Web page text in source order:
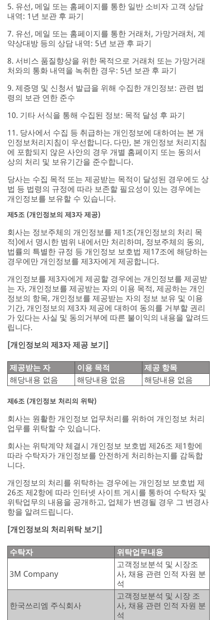
5. 유선, 메일 또는 홈페이지를 통한 일반 소비자 고객 상담
내역: 1년 보관 후 파기
7. 유선, 메일 또는 홈페이지를 통한 거래처, 가망거래처, 계
약상대방 등의 상담 내역: 5년 보관 후 파기
8. 서비스 품질향상을 위한 목적으로 거래처 또는 가망거래
처와의 통화 내역을 녹취한 경우: 5년 보관 후 파기
9. 제증명 및 신청서 발급을 위해 수집한 개인정보: 관련 법
령의 보관 연한 준수
10. 기타 서식을 통해 수집된 정보: 목적 달성 후 파기
11. 당사에서 수집 등 취급하는 개인정보에 대하여는 본 개
인정보처리지침이 우선합니다. 다만, 본 개인정보 처리지침
에 포함되지 않은 사안의 경우 개별 홈페이지 또는 동의서
상의 처리 및 보유기간을 준수합니다.
당사는 수집 목적 또는 제공받는 목적이 달성된 경우에도 상
법 등 법령의 규정에 따라 보존할 필요성이 있는 경우에는
개인정보를 보유할 수 있습니다.
제5조 (개인정보의 제3자 제공)
회사는 정보주체의 개인정보를 제1조(개인정보의 처리 목
적)에서 명시한 범위 내에서만 처리하며, 정보주체의 동의,
법률의 특별한 규정 등 개인정보 보호법 제17조에 해당하는
경우에만 개인정보를 제3자에게 제공합니다.
개인정보를 제3자에게 제공할 경우에는 개인정보를 제공받
는 자, 개인정보를 제공받는 자의 이용 목적, 제공하는 개인
정보의 항목, 개인정보를 제공받는 자의 정보 보유 및 이용
기간, 개인정보의 제3자 제공에 대하여 동의를 거부할 권리
가 있다는 사실 및 동의거부에 따른 불이익의 내용을 알려드
립니다.
[개인정보의 제3자 제공 보기]
제공받는 자 이용 목적
제공 항목
해당내용 없음
해당내용 없음 해당내용 없음
제6조 (개인정보 처리의 위탁)
회사는 원활한 개인정보 업무처리를 위하여 개인정보 처리
업무를 위탁할 수 있습니다.
회사는 위탁계약 체결시 개인정보 보호법 제26조 제1항에
따라 수탁자가 개인정보를 안전하게 처리하는지를 감독합
니다.
개인정보의 처리를 위탁하는 경우에는 개인정보 보호법 제
26조 제2항에 따라 인터넷 사이트 게시를 통하여 수탁자 및
위탁업무의 내용을 공개하고, 업체가 변경될 경우 그 변경사
항을 알려드립니다.
[개인정보의 처리위탁 보기]
수탁자 위탁업무내용
3M Company
고객정보분석 및 시장조
사, 채용 관련 인적 자원 분
석
한국쓰리엠 주식회사
고객정보분석 및 시장 조
사, 채용 관련 인적 자원 분
석